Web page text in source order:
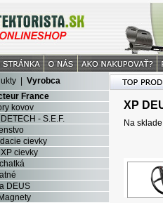
Vyrobca
France
kovov
- S.E.F.
cievky
XP cievky
DEUS
XP
Na sklade